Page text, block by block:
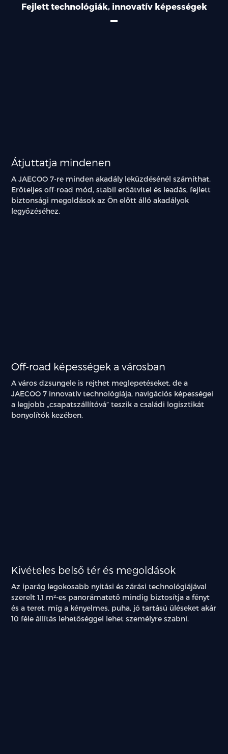
Fejlett technológiák, innovatív képességek
Átjuttatja mindenen
A JAECOO 7-re minden akadály leküzdésénél számíthat.
Erőteljes off-road mód, stabil erőátvitel és leadás, fejlett
biztonsági megoldások az Ön előtt álló akadályok
legyőzéséhez.
Off-road képességek a városban
A város dzsungele is rejthet meglepetéseket, de a
JAECOO 7 innovatív technológiája, navigációs képességei
a legjobb „csapatszállítóvá” teszik a családi logisztikát
bonyolítók kezében.
Kivételes belső tér és megoldások
Az iparág legokosabb nyitási és zárási technológiájával
szerelt 1,1 m²-es panorámatető mindig biztosítja a fényt
és a teret, míg a kényelmes, puha, jó tartású üléseket akár
10 féle állítás lehetőséggel lehet személyre szabni.